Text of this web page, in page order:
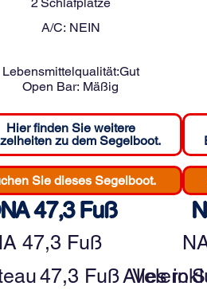
A/C: NEIN
Lebensmittelqualität:Gut
Open Bar: Mäßig
Hier finden Sie weitere
zu dem Segelboot.
Sie dieses Segelboot.
47,3 Fuß
47,3 Fuß
47,3 FußAlles
Velero